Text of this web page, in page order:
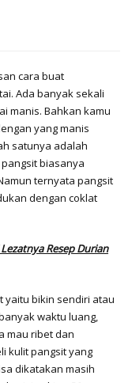
cara buat
Ada banyak sekali
manis. Bahkan kamu
yang manis
satunya adalah
biasanya
ternyata pangsit
dengan coklat
Resep Durian
yaitu bikin sendiri atau
waktu luang,
mau ribet dan
kulit pangsit yang
dikatakan masih